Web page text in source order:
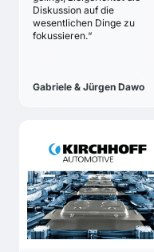
Diskussion auf die
wesentlichen Dinge zu
fokussieren.“
Gabriele & Jürgen Dawo
Strategie der
Franchise-Zentrale und
der Partner erarbeiten.
fundierte
zur Sicherung und zum
Marktposition.
KIRCHHOFF
AUTOMOTIVE GMBH
J. Wolfgang
Bewertung und
Anpassung der